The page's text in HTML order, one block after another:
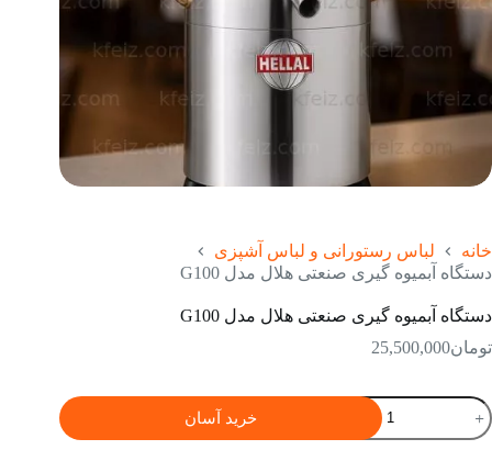
خانه
لباس رستورانی و لباس آشپزی
دستگاه آبمیوه گیری صنعتی هلال مدل G100
دستگاه آبمیوه گیری صنعتی هلال مدل G100
تومان25,500,000
دستگاه
آبمیوه
گیری
خرید آسان